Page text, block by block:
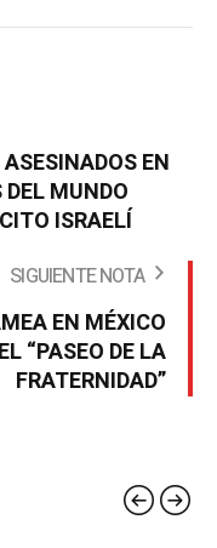
EN
MUNDO
ISRAELÍ
SIGUIENTE NOTA
EN MÉXICO
“PASEO DE LA
FRATERNIDAD”